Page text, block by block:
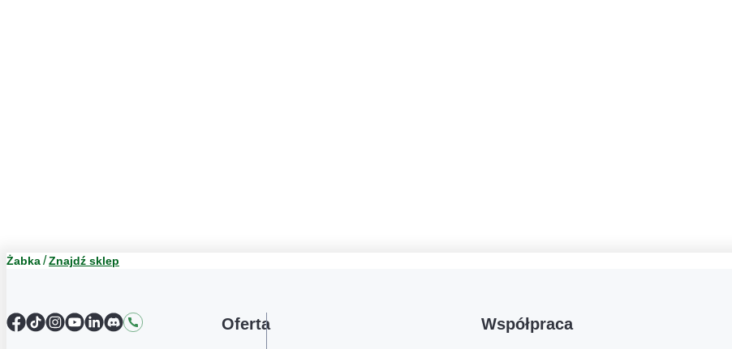
Żabka Znajdź sklep
Facebook
TikTokInstagram
YouTube
LinkedIn
DiscordKontakt Oferta Współpraca